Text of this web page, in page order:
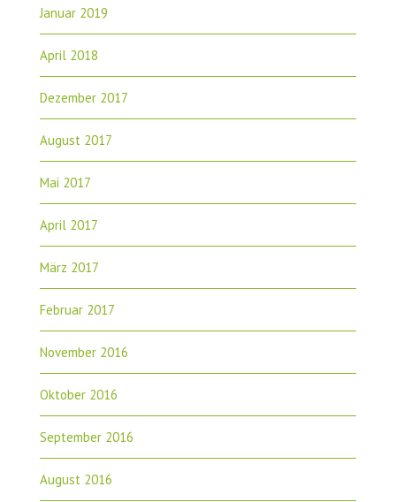
Januar 2019
April 2018
Dezember 2017
August 2017
Mai 2017
April 2017
März 2017
Februar 2017
November 2016
Oktober 2016
September 2016
August 2016